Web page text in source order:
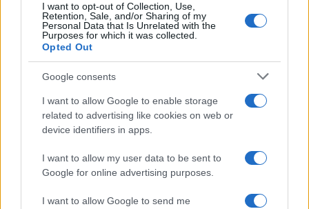
I want to opt-out of Collection, Use,
Retention, Sale, and/or Sharing of my
Personal Data that Is Unrelated with the
Purposes for which it was collected.
Opted Out
Google consents
I want to allow Google to enable storage
related to advertising like cookies on web or
device identifiers in apps.
I want to allow my user data to be sent to
Google for online advertising purposes.
I want to allow Google to send me
Petrolio in calo: Brent a 88.9 dollari, ribassi diffusi tra le
materie prime